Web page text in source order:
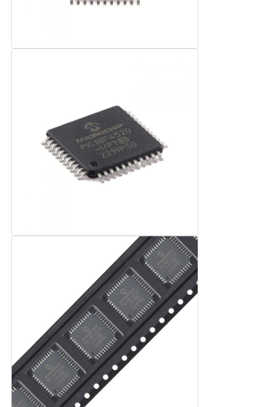
โมดูล GPS
โมดูลความถี่วิทยุ
เสาอากาศสื่อสาร
ตัวเชื่อมต่อ
ชิปการจัดการพลังงาน